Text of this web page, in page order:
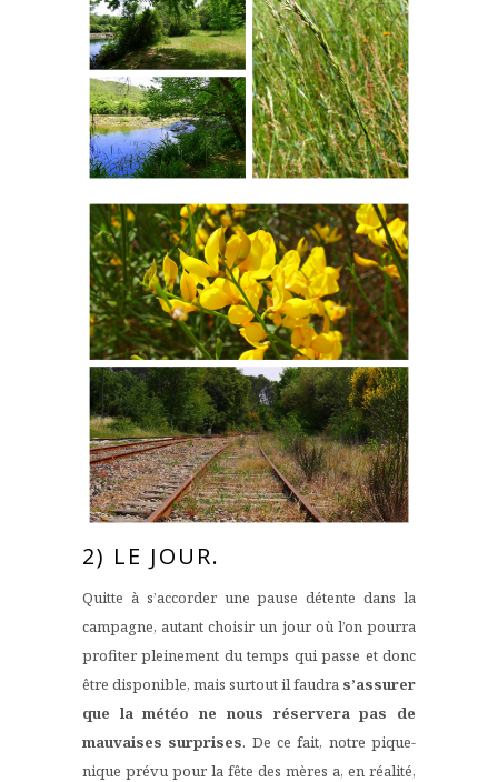
2) LE JOUR.
Quitte à s’accorder une pause détente dans la
campagne, autant choisir un jour où l’on pourra
profiter pleinement du temps qui passe et donc
être disponible, mais surtout il faudra s’assurer
que la météo ne nous réservera pas de
mauvaises surprises. De ce fait, notre pique-
nique prévu pour la fête des mères a, en réalité,